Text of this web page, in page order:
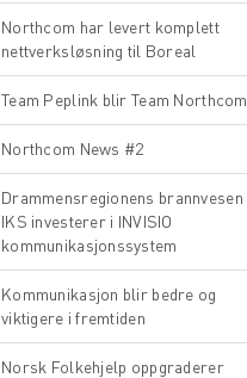
Northcom har levert komplett
nettverksløsning til Boreal
Team Peplink blir Team Northcom
Northcom News #2
Drammensregionens brannvesen
IKS investerer i INVISIO
kommunikasjonssystem
Kommunikasjon blir bedre og
viktigere i fremtiden
Norsk Folkehjelp oppgraderer